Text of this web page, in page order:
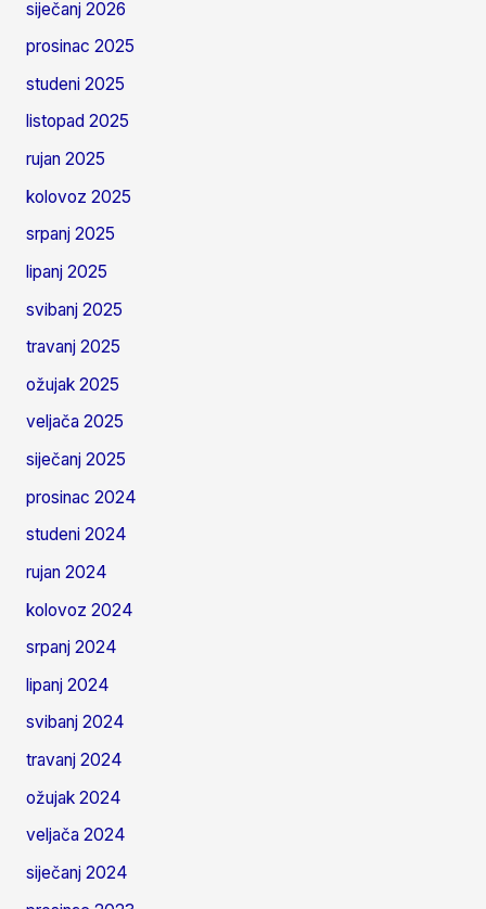
siječanj 2026
prosinac 2025
studeni 2025
listopad 2025
rujan 2025
kolovoz 2025
srpanj 2025
lipanj 2025
svibanj 2025
travanj 2025
ožujak 2025
veljača 2025
siječanj 2025
prosinac 2024
studeni 2024
rujan 2024
kolovoz 2024
srpanj 2024
lipanj 2024
svibanj 2024
travanj 2024
ožujak 2024
veljača 2024
siječanj 2024